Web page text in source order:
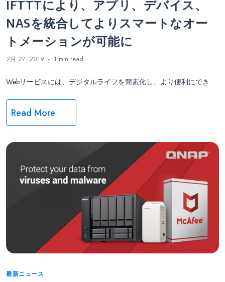
IFTTTにより、アプリ、デバイス、
NASを統合してよりスマートなオー
トメーションが可能に
2月 27, 2019 1 min read
Webサービスには、デジタルライフを簡素化し、より便利にでき…
Read More
Categories
最新ニュース